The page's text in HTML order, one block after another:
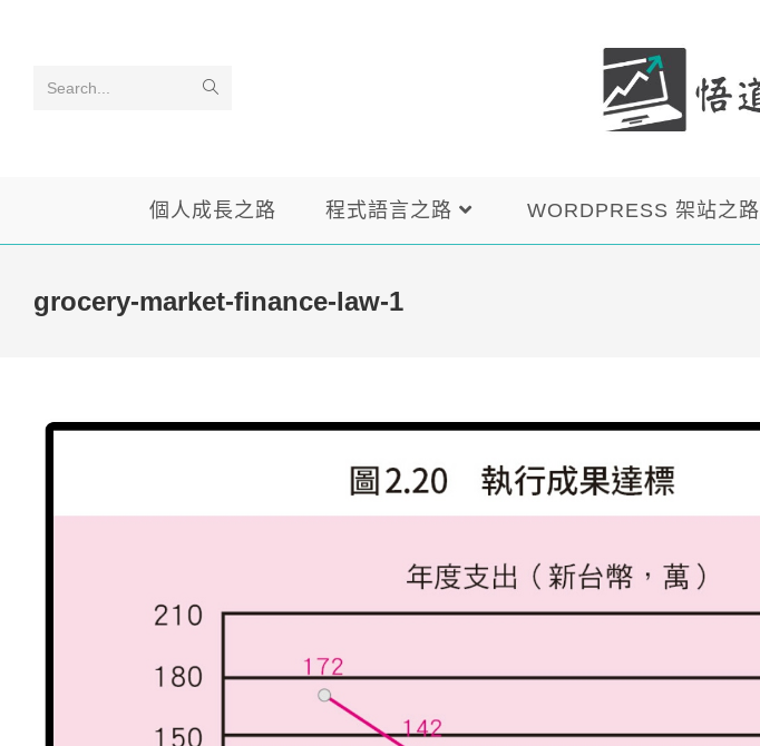
Search...
個人成長之路 程式語言之路 WORDPRESS 架站之路
grocery-market-finance-law-1